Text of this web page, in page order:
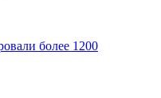
более 1200